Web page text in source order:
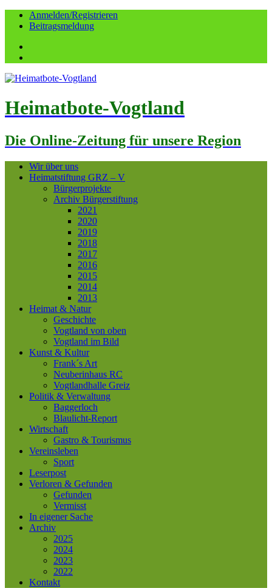
Anmelden/Registrieren
Beitragsmeldung
Heimatbote-Vogtland
Die Online-Zeitung für unsere Region
Wir über uns
Heimatstiftung GRZ – V
Bürgerprojekte
Archiv Bürgerstiftung
2021
2020
2019
2018
2017
2016
2015
2014
2013
Heimat & Natur
Geschichte
Vogtland von oben
Vogtland im Bild
Kunst & Kultur
Frank´s Art
Neuberinhaus RC
Vogtlandhalle Greiz
Politik & Verwaltung
Baggerloch
Blaulicht-Report
Wirtschaft
Gastro & Tourismus
Vereinsleben
Sport
Leserpost
Verloren & Gefunden
Gefunden
Vermisst
In eigener Sache
Archiv
2025
2024
2023
2022
Kontakt